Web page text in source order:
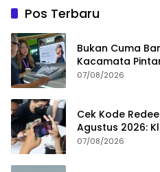
Pos Terbaru
Bukan Cuma
Kacamata
Jutaan
07/08/2026
Cek Kode
Agustus 2026:
07/08/2026